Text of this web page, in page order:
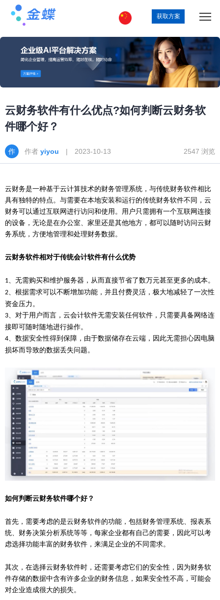
获取方案
云财务软件有什么优点?如何判断云财务软
件哪个好？
作者 yiyou | 2023-10-13 2547 浏览
云财务是一种基于云计算技术的财务管理系统，与传统财务软件相比
具有独特的特点。与需要在本地安装和运行的传统财务软件不同，云
财务可以通过互联网进行访问和使用。用户只需拥有一个互联网连接
的设备，无论是在办公室、家里还是其他地方，都可以随时访问云财
务系统，方便地管理和处理财务数据。
云财务软件相对于传统会计软件有什么优势
1 、无需购买和维护服务器，从而直接节省了数万元甚至更多的成本。
2 、根据需求可以不断增加功能，并且付费灵活，极大地减轻了一次性
资金压力。
3 、对于用户而言，云会计软件无需安装任何软件，只需要具备网络连
接即可随时随地进行操作。
4 、数据安全性得到保障，由于数据储存在云端，因此无需担心因电脑
损坏而导致的数据丢失问题。
如何判断云财务软件哪个好？
首先，需要考虑的是云财务软件的功能，包括财务管理系统、报表系
统、财务决策分析系统等等，每家企业都有自己的需要，因此可以考
虑选择功能丰富的财务软件，来满足企业的不同需求。
其次，在选择云财务软件时，还需要考虑它们的安全性，因为财务软
件存储的数据中含有许多企业的财务信息，如果安全性不高，可能会
对企业造成很大的损失。